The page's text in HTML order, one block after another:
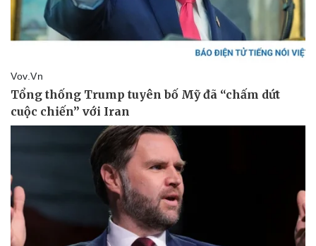
Lịch thi đấu bóng đá
Thế giới thể thao
eSports
Hậu trường
Ô tô - Xe máy
Tư vấn